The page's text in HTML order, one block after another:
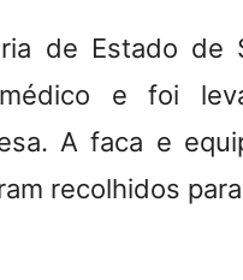
de Estado de
e foi
A faca e
recolhidos